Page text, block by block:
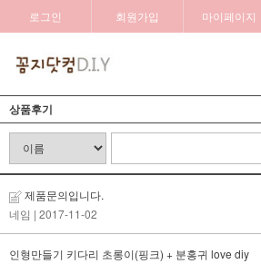
로그인 회원가입 마이페이지
상품후기
제품문의입니다.
네임 | 2017-11-02
인형만들기 키다리 초롱이(핑크) + 분홍귀 love diy